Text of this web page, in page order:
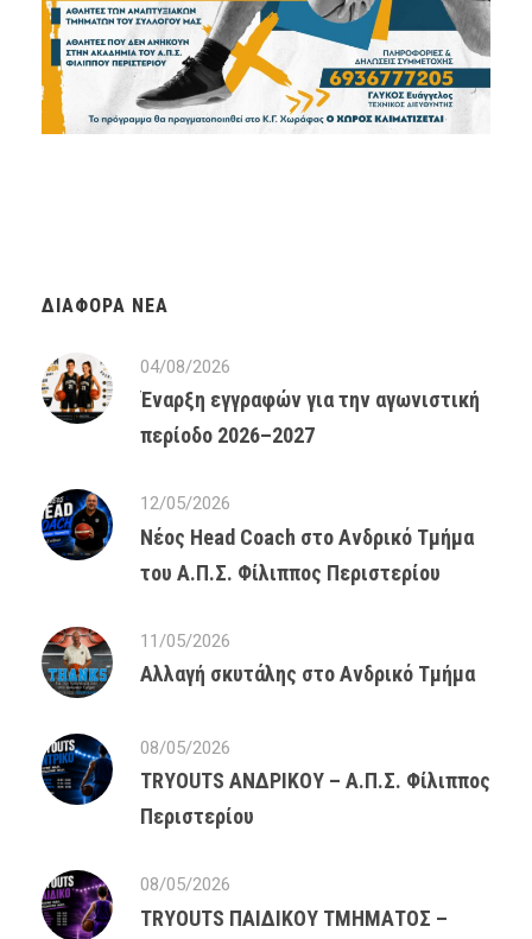
ΔΙΆΦΟΡΑ ΝΈΑ
04/08/2026
Έναρξη εγγραφών για την αγωνιστική
περίοδο 2026–2027
12/05/2026
Νέος Head Coach στο Ανδρικό Τμήμα
του Α.Π.Σ. Φίλιππος Περιστερίου
11/05/2026
Αλλαγή σκυτάλης στο Ανδρικό Τμήμα
08/05/2026
TRYOUTS ΑΝΔΡΙΚΟΥ – Α.Π.Σ. Φίλιππος
Περιστερίου
08/05/2026
TRYOUTS ΠΑΙΔΙΚΟΥ ΤΜΗΜΑΤΟΣ –